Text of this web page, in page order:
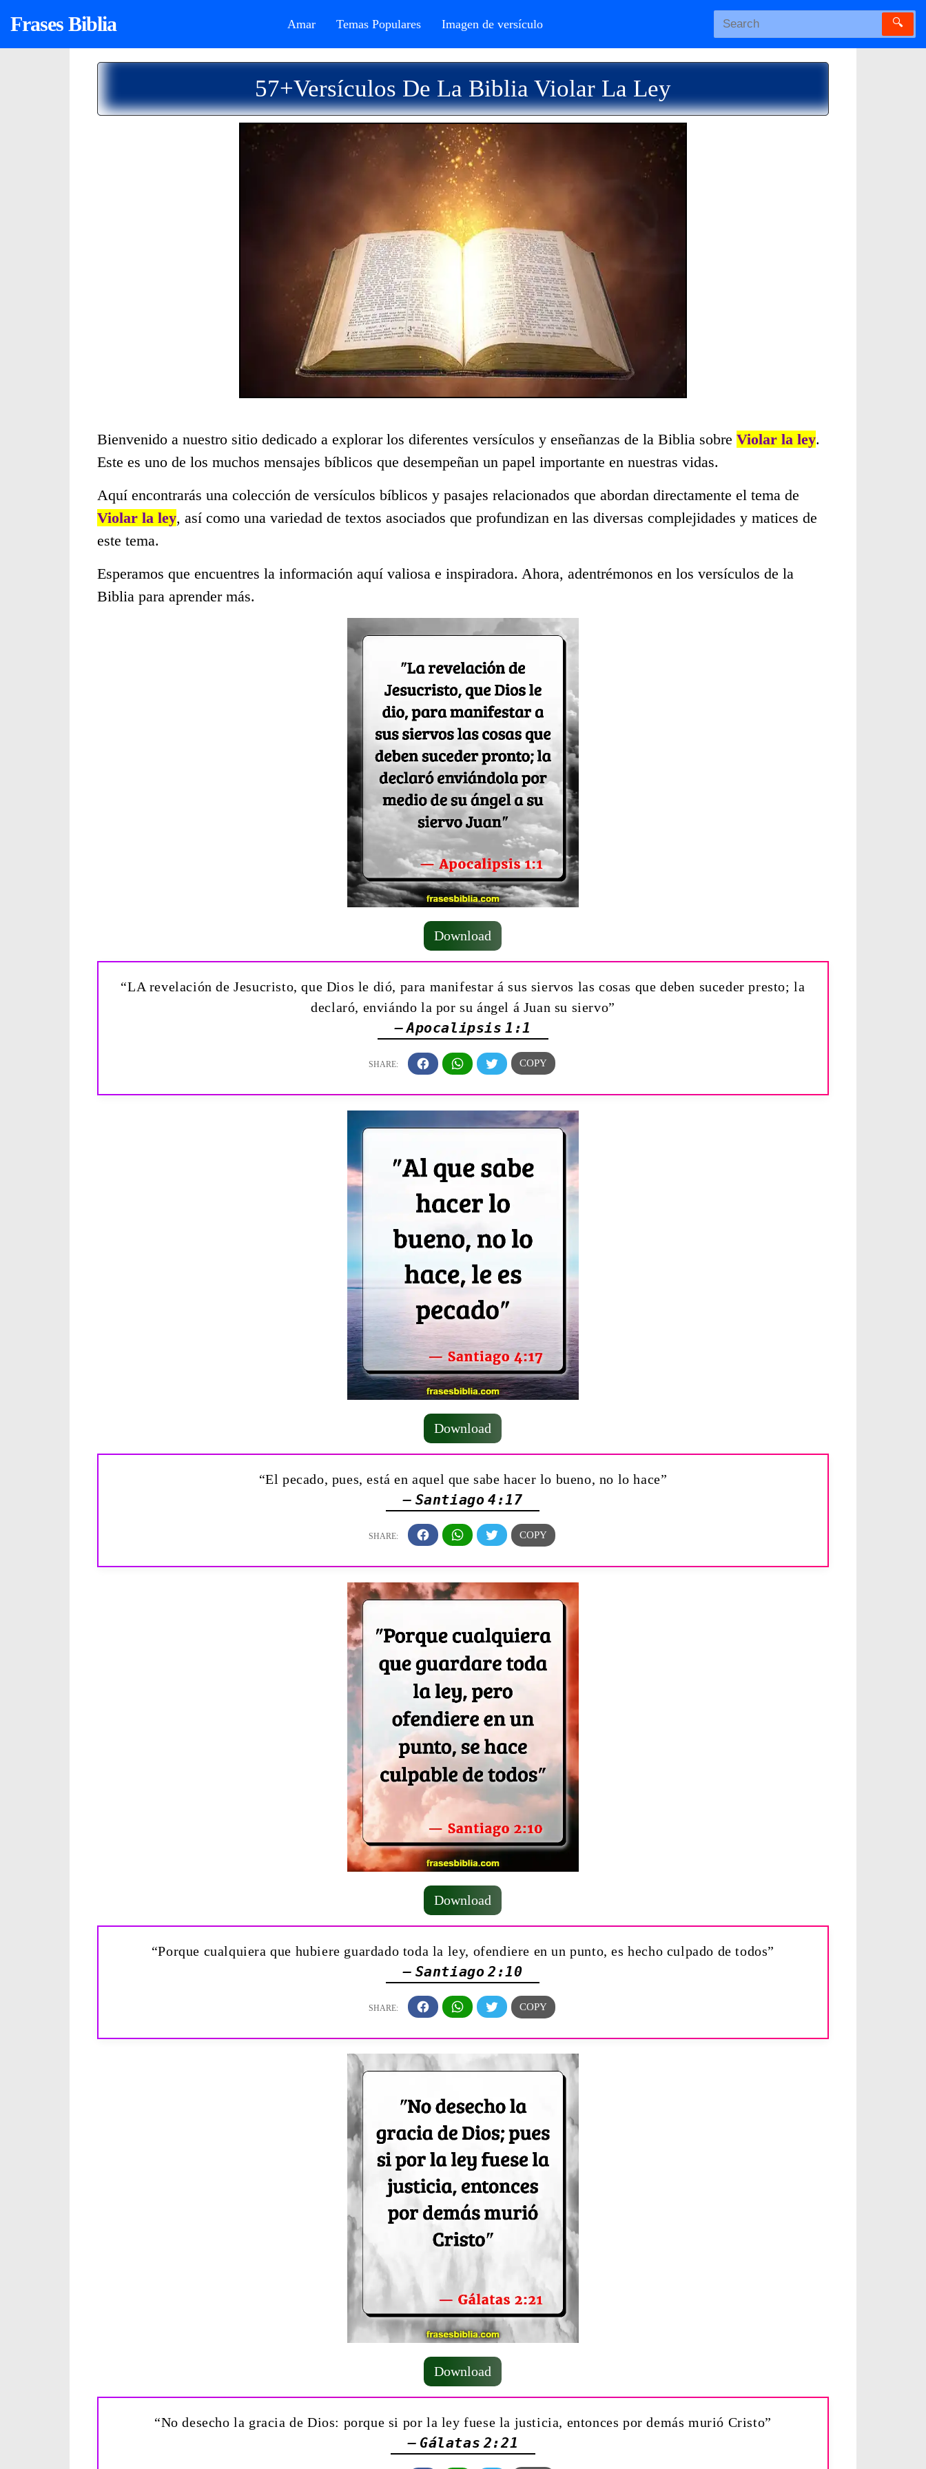
Frases Biblia Amar Temas Populares Imagen de versículo 🔍
57+Versículos De La Biblia Violar La Ley
Bienvenido a nuestro sitio dedicado a explorar los diferentes versículos y enseñanzas de la Biblia sobre Violar la ley.
Este es uno de los muchos mensajes bíblicos que desempeñan un papel importante en nuestras vidas.
Aquí encontrarás una colección de versículos bíblicos y pasajes relacionados que abordan directamente el tema de
Violar la ley, así como una variedad de textos asociados que profundizan en las diversas complejidades y matices de
este tema.
Esperamos que encuentres la información aquí valiosa e inspiradora. Ahora, adentrémonos en los versículos de la
Biblia para aprender más.
Download
“LA revelación de Jesucristo, que Dios le dió, para manifestar á sus siervos las cosas que deben suceder presto; la
declaró, enviándo la por su ángel á Juan su siervo”
— Apocalipsis 1:1
Download
“El pecado, pues, está en aquel que sabe hacer lo bueno, no lo hace”
— Santiago 4:17
Download
“Porque cualquiera que hubiere guardado toda la ley, ofendiere en un punto, es hecho culpado de todos”
— Santiago 2:10
Download
“No desecho la gracia de Dios: porque si por la ley fuese la justicia, entonces por demás murió Cristo”
— Gálatas 2:21